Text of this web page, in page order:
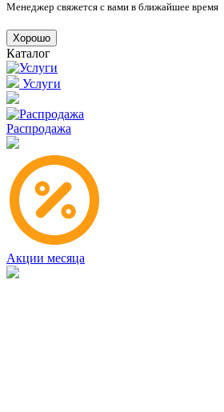
Менеджер свяжется с вами в ближайшее время
Хорошо
Каталог
Услуги
Распродажа
Акции месяца